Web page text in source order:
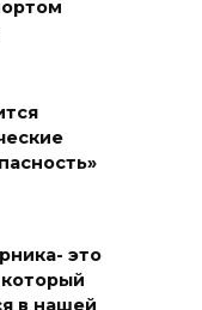
это